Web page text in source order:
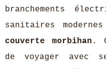
branchements
sanitaires
couverte morbihan .
de voyager avec